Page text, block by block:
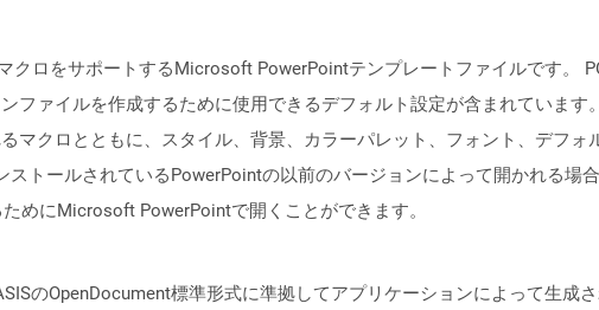
クロをサポートするMicrosoft PowerPointテンプレートファイルです。
ファイルを作成するために使用できるデフォルト設定が含まれています
マクロとともに、スタイル、背景、カラーパレット、フォント、デフォ
ストールされているPowerPointの以前のバージョンによって開かれる場
めにMicrosoft PowerPointで開くことができます。
のOpenDocument標準形式に準拠してアプリケーションによって生成